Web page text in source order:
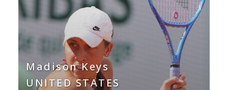
Madison Keys
UNITED STATES